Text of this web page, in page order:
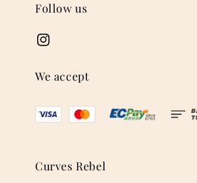
Follow us
We accept
Curves Rebel